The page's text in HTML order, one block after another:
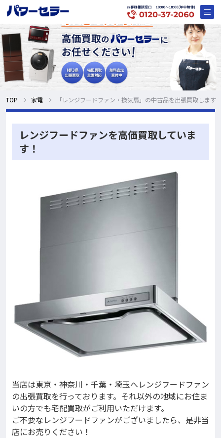
TOP 家電 「レンジフードファン・換気扇」の中古品を出張買取します
レンジフードファンを高価買取していま
す！
当店は東京・神奈川・千葉・埼玉へレンジフードファン
の出張買取を行っております。それ以外の地域にお住ま
いの方でも宅配買取がご利用いただけます。
ご不要なレンジフードファンがございましたら、是非当
店にお売りください！